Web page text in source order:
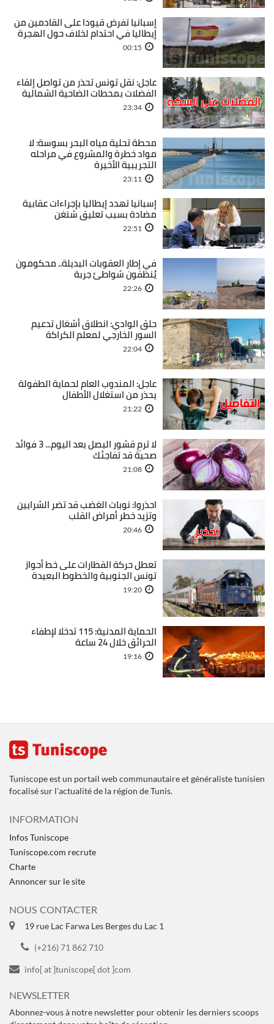
إسبانيا تفرض قيودا على القادمين من
إيطاليا في احتدام لخلاف حول الهجرة
00:15
عاجل: نقل تونس تحذر من تواصل إلقاء
الفضلات بمحطات الضاحية الشمالية
23:34
محطة تحلية مياه البحر بسوسة: لا
مواد خطرة والمشروع في مراحله
التجريبية الأخيرة
23:11
إسبانيا تهدد إيطاليا بإجراءات عقابية
مضادة بسبب تعليق شنغن
22:51
في إطار العقوبات البديلة.. محكومون
يُنظفون شواطئ جربة
22:26
حلق الوادي: انطلاق أشغال تدعيم
السور الخارجي لمعلم الكراكة
22:04
عاجل: المندوب العام لحماية الطفولة
يحذر من استغلال الأطفال
21:22
لا ترمِ قشور البصل بعد اليوم... 3 فوائد
صحية قد تفاجئك
21:08
احذروا: نوبات الغضب قد تضر الشرايين
وتزيد خطر أمراض القلب
20:46
تعطل حركة القطارات على خط أحواز
تونس الجنوبية والخطوط البعيدة
19:20
الحماية المدنية: 115 تدخلا لإطفاء
الحرائق خلال 24 ساعة
19:16
Tuniscope est un portail web communautaire et généraliste tunisien
focalisé sur l'actualité de la région de Tunis.
INFORMATION
Infos Tuniscope
Tuniscope.com recrute
Charte
Annoncer sur le site
NOUS CONTACTER
19 rue Lac Farwa Les Berges du Lac 1
(+216) 71 862 710
info[ at ]tuniscope[ dot ]com
NEWSLETTER
Abonnez-vous à notre newsletter pour obtenir les derniers scoops